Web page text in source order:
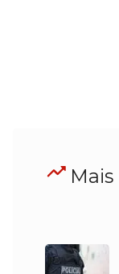
Mais